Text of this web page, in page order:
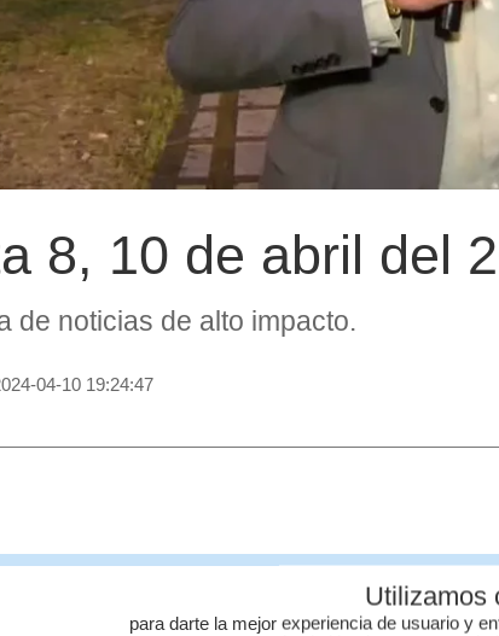
8, 10 de abril del
de noticias de alto impacto.
04-10 19:24:47
Utilizamos
para darte la mejor experiencia de usuario y